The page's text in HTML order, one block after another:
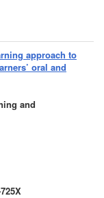
approach to
oral and
and